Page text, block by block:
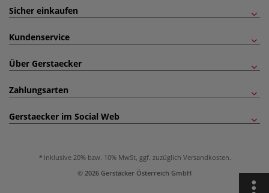
Sicher einkaufen
Kundenservice
Über Gerstaecker
Zahlungsarten
Gerstaecker im Social Web
inklusive 20% bzw. 10% MwSt, ggf. zuzüglich Versandkosten.
© 2026 Gerstäcker Österreich GmbH